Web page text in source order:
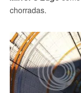
chorradas.